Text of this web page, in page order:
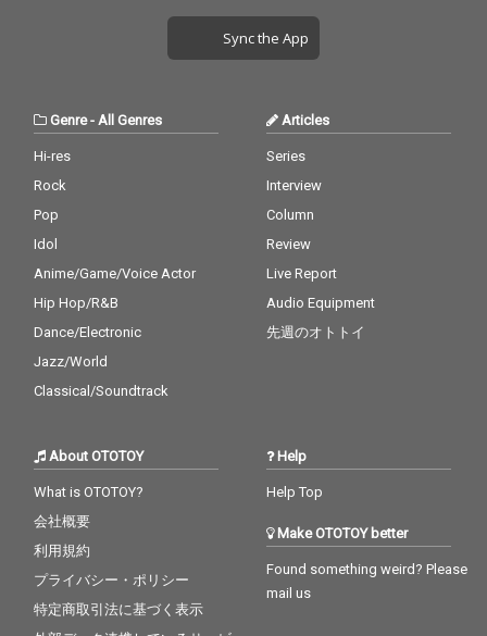
Sync the App
Genre- All Genres
Hi-res
Rock
Pop
Idol
Anime/Game/Voice Actor
Hip Hop/R&B
Dance/Electronic
Jazz/World
Classical/Soundtrack
Articles
Series
Interview
Column
Review
Live Report
Audio Equipment
先週のオトトイ
About OTOTOY
What is OTOTOY?
会社概要
利用規約
プライバシー・ポリシー
特定商取引法に基づく表示
Help
Help Top
Make OTOTOY better
Found something weird? Please
mail us